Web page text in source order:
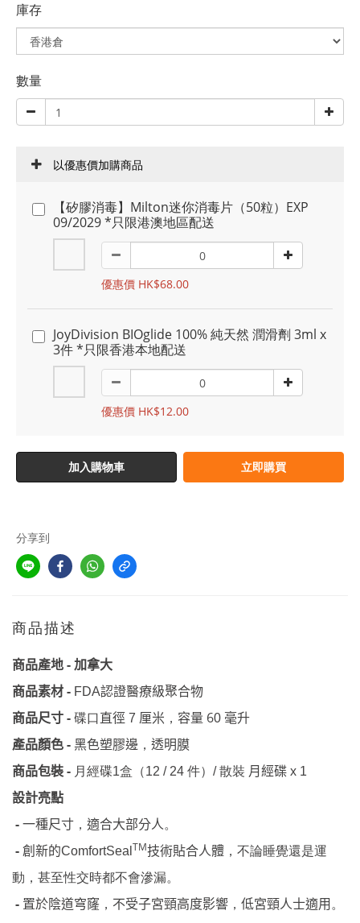
庫存
數量
以優惠價加購商品
【矽膠消毒】Milton迷你消毒片（50粒）EXP
09/2029 *只限港澳地區配送
優惠價 HK$68.00
JoyDivision BIOglide 100% 純天然 潤滑劑 3ml x
3件 *只限香港本地配送
優惠價 HK$12.00
加入購物車 立即購買
分享到
商品描述
商品產地 -加拿大
商品素材 - FDA認證醫療級聚合物
商品尺寸 - 碟口直徑 7 厘米 ， 容量 60 毫升
產品顏色 - 黑色塑膠邊 ， 透明膜
商品包裝 - 月經碟1盒（12 / 24 件）/散裝 月經碟 x 1
設計亮點
-一種尺寸 ， 適合大部分人。
-創新的ComfortSeal TM技術貼合人體 ， 不論睡覺還是運
動 ， 甚至性交時都不會滲漏。
- 置於陰道穹窿 ， 不受子宮頸高度影響 ， 低宮頸人士適用。